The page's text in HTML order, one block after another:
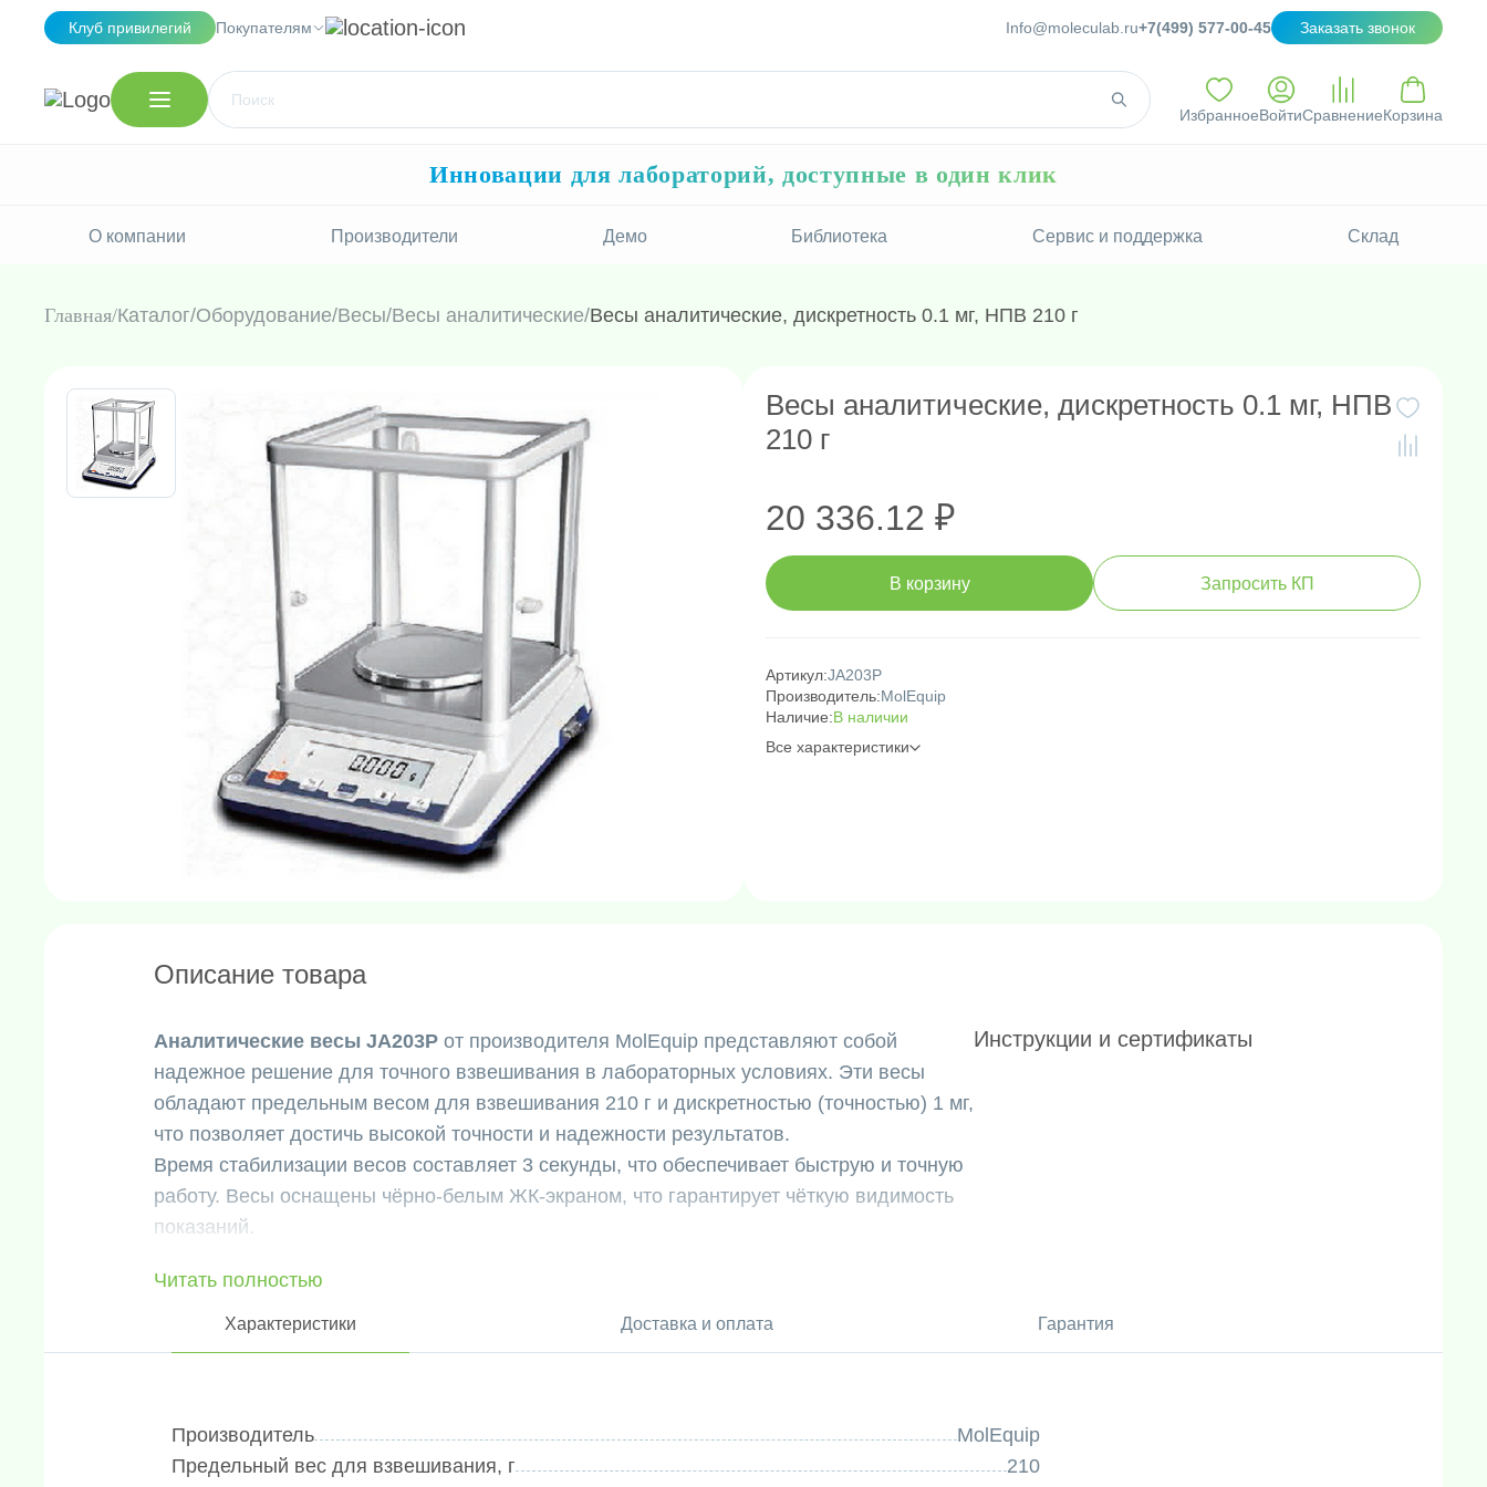
Клуб привилегий Покупателям Info@moleculab.ru+7(499) 577-00-45 Заказать звонок
ИзбранноеВойтиСравнениеКорзина
Инновации для лабораторий, доступные в один клик
О компании Производители Демо Библиотека Сервис и поддержка Склад
Главная Каталог/Оборудование/Весы/Весы аналитические/Весы аналитические, дискретность 0.1 мг, НПВ 210 г
Весы аналитические, дискретность 0.1 мг, НПВ
210 г
20 336.12 ₽
В корзину Запросить КП
Артикул:JA203P
Производитель:MolEquip
Наличие:В наличии
Все характеристики
Описание товара
Аналитические весы JA203P от производителя MolEquip представляют собой
надежное решение для точного взвешивания в лабораторных условиях. Эти весы
обладают предельным весом для взвешивания 210 г и дискретностью (точностью) 1 мг,
что позволяет достичь высокой точности и надежности результатов.
Время стабилизации весов составляет 3 секунды, что обеспечивает быструю и точную
работу. Весы оснащены чёрно-белым ЖК-экраном, что гарантирует чёткую видимость
показаний.
удобство использования и обзор пространства.
Аналитические весы JA203P являются надежным инструментом для точного
взвешивания в лабораторных условиях. Они обладают высокой точностью, быстрым
Читать полностью
Инструкции и сертификаты
Характеристики Доставка и оплата Гарантия
Производитель
MolEquip
Предельный вес для взвешивания, г
210